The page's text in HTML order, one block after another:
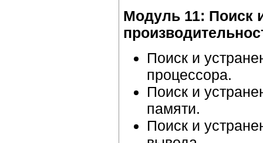
Модуль 11: Поиск
Поиск и
процессора.
Поиск и
памяти.
Поиск и